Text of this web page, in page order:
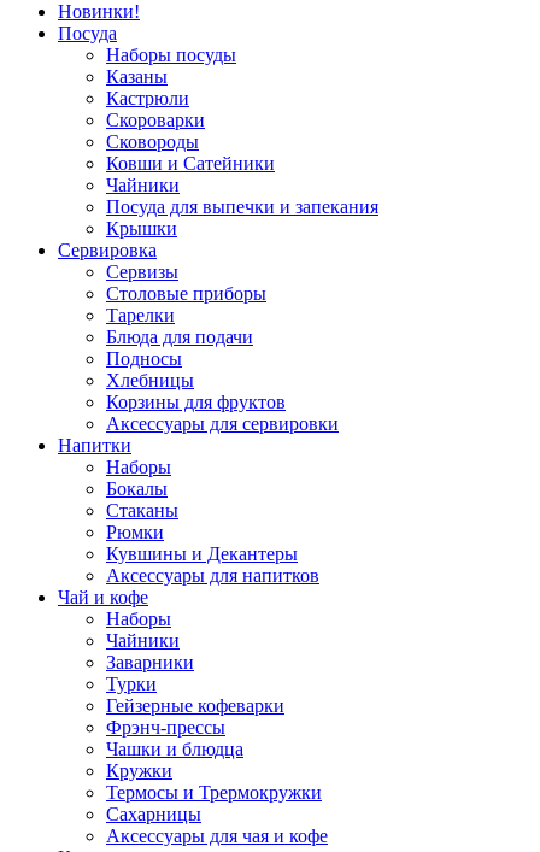
Новинки!
Посуда
Наборы посуды
Казаны
Кастрюли
Скороварки
Сковороды
Ковши и Сатейники
Чайники
Посуда для выпечки и запекания
Крышки
Сервировка
Сервизы
Столовые приборы
Тарелки
Блюда для подачи
Подносы
Хлебницы
Корзины для фруктов
Аксессуары для сервировки
Напитки
Наборы
Бокалы
Стаканы
Рюмки
Кувшины и Декантеры
Аксессуары для напитков
Чай и кофе
Наборы
Чайники
Заварники
Турки
Гейзерные кофеварки
Фрэнч-прессы
Чашки и блюдца
Кружки
Термосы и Трермокружки
Сахарницы
Аксессуары для чая и кофе